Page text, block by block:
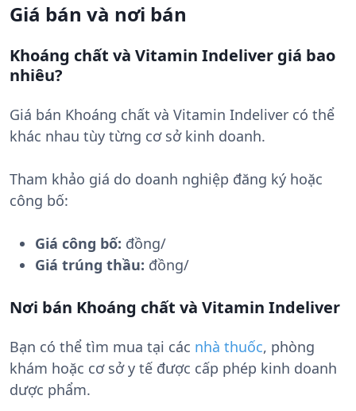
Giá bán và nơi bán
Khoáng chất và Vitamin Indeliver giá bao
nhiêu?
Giá bán Khoáng chất và Vitamin Indeliver có thể
khác nhau tùy từng cơ sở kinh doanh.
Tham khảo giá do doanh nghiệp đăng ký hoặc
công bố:
Giá công bố: đồng/
Giá trúng thầu: đồng/
Nơi bán Khoáng chất và Vitamin Indeliver
Bạn có thể tìm mua tại các nhà thuốc, phòng
khám hoặc cơ sở y tế được cấp phép kinh doanh
dược phẩm.